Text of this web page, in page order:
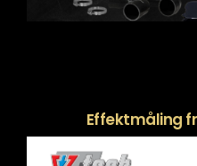
Effektmåling